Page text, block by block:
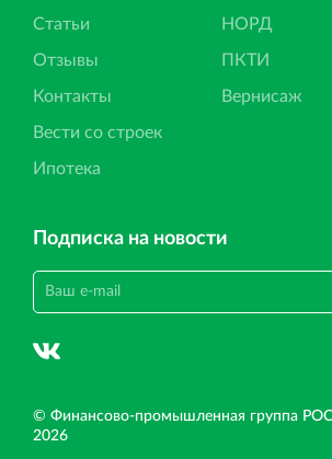
Статьи
Отзывы
Контакты
Вести со строек
Ипотека
НОРД
ПКТИ
Вернисаж
Подписка на новости
© Финансово‐промышленная группа
2026